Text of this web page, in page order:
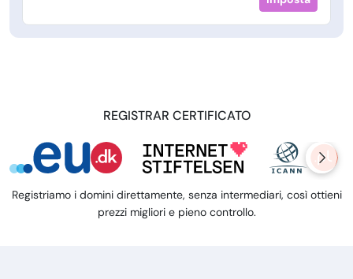
REGISTRAR CERTIFICATO
Registriamo i domini direttamente, senza intermediari, così ottieni
prezzi migliori e pieno controllo.